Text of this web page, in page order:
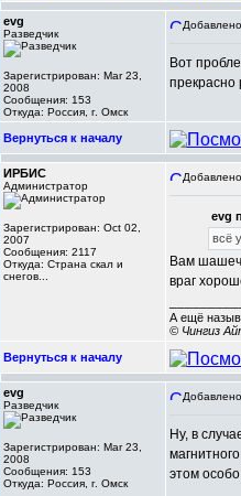
evg
Разведчик
Зарегистрирован: Mar 23,
2008
Сообщения: 153
Откуда: Россия, г. Омск
Вот
прекрасно
Вернуться к началу
ИРБИС
Администратор
Зарегистрирован: Oct 02,
2007
Сообщения: 2117
Откуда: Cтрана скал и
снегов...
evg
всё
Вам
враг
А ещё
© Чингиз
Вернуться к началу
evg
Разведчик
Зарегистрирован: Mar 23,
2008
Сообщения: 153
Откуда: Россия, г. Омск
Ну, в
этом особо